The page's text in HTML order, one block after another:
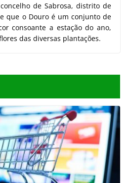
de Sabrosa, distrito de
que o Douro é um conjunto de
consoante a estação do ano,
das diversas plantações.